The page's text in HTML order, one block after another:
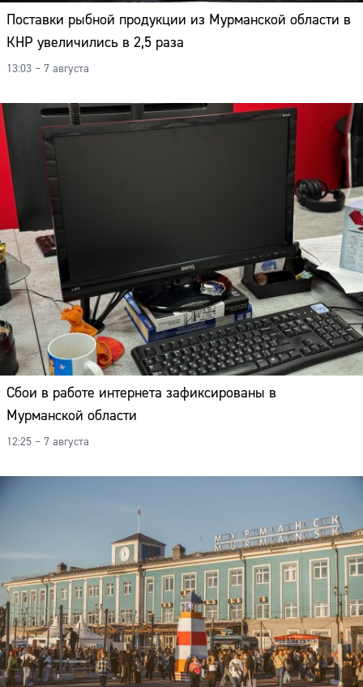
Поставки рыбной продукции из Мурманской области в
КНР увеличились в 2,5 раза
13:03 – 7 августа
Сбои в работе интернета зафиксированы в
Мурманской области
12:25 – 7 августа